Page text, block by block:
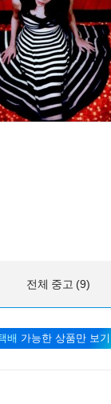
전체 중고 (9)
배 가능한 상품만 보기